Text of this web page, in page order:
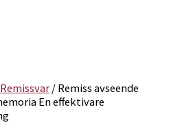
Remissvar / Remiss avseende
En effektivare